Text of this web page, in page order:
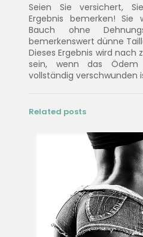
Seien Sie versichert,
Ergebnis bemerken! Sie
Bauch ohne
bemerkenswert dünne
Dieses Ergebnis wird nach
sein, wenn das Ödem
vollständig verschwunden
Related posts